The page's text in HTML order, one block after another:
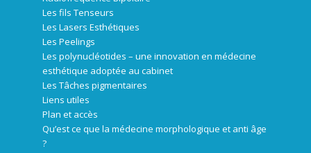
Les fils Tenseurs
Les Lasers Esthétiques
Les Peelings
Les polynucléotides – une innovation en médecine
esthétique adoptée au cabinet
Les Tâches pigmentaires
Liens utiles
Plan et accès
Qu’est ce que la médecine morphologique et anti âge
?